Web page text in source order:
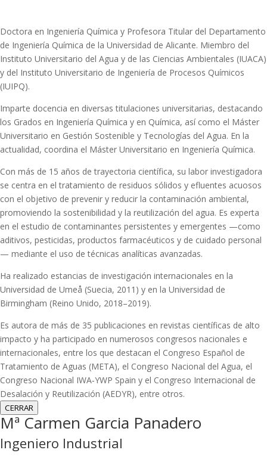
Doctora en Ingeniería Química y Profesora Titular del Departamento
de Ingeniería Química de la Universidad de Alicante. Miembro del
Instituto Universitario del Agua y de las Ciencias Ambientales (IUACA)
y del Instituto Universitario de Ingeniería de Procesos Químicos
(IUIPQ).
Imparte docencia en diversas titulaciones universitarias, destacando
los Grados en Ingeniería Química y en Química, así como el Máster
Universitario en Gestión Sostenible y Tecnologías del Agua. En la
actualidad, coordina el Máster Universitario en Ingeniería Química.
Con más de 15 años de trayectoria científica, su labor investigadora
se centra en el tratamiento de residuos sólidos y efluentes acuosos
con el objetivo de prevenir y reducir la contaminación ambiental,
promoviendo la sostenibilidad y la reutilización del agua. Es experta
en el estudio de contaminantes persistentes y emergentes —como
aditivos, pesticidas, productos farmacéuticos y de cuidado personal
— mediante el uso de técnicas analíticas avanzadas.
Ha realizado estancias de investigación internacionales en la
Universidad de Umeå (Suecia, 2011) y en la Universidad de
Birmingham (Reino Unido, 2018–2019).
Es autora de más de 35 publicaciones en revistas científicas de alto
impacto y ha participado en numerosos congresos nacionales e
internacionales, entre los que destacan el Congreso Español de
Tratamiento de Aguas (META), el Congreso Nacional del Agua, el
Congreso Nacional IWA‑YWP Spain y el Congreso Internacional de
Desalación y Reutilización (AEDYR), entre otros.
CERRAR
Mª Carmen Garcia Panadero
Ingeniero Industrial